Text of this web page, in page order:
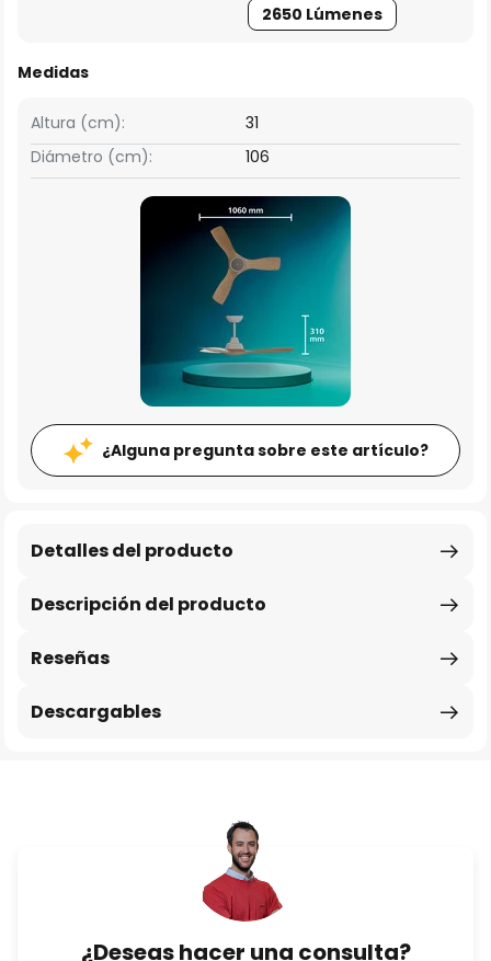
2650 Lúmenes
Medidas
Altura (cm):
31
Diámetro (cm):
106
¿Alguna pregunta sobre este artículo?
Descripción del producto
Detalles del producto
Reseñas
Descargables
¿Deseas hacer una consulta?